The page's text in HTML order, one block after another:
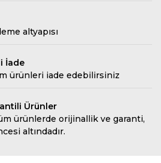
altyapısı
İade
ürünleri iade edebilirsiniz
Ürünler
ürünlerde orijinallik ve garanti,
altındadır.